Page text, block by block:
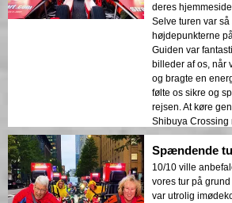
deres
Selve turen var
højdepunkterne
Guiden var
billeder af os, når
og bragte en
følte os sikre og
rejsen. At køre
Shibuya
vinkede og tog
endnu mere
kan jeg bestemt
karting – det er
glemme!
Spændende
10/10 ville
vores tur på
var utrolig